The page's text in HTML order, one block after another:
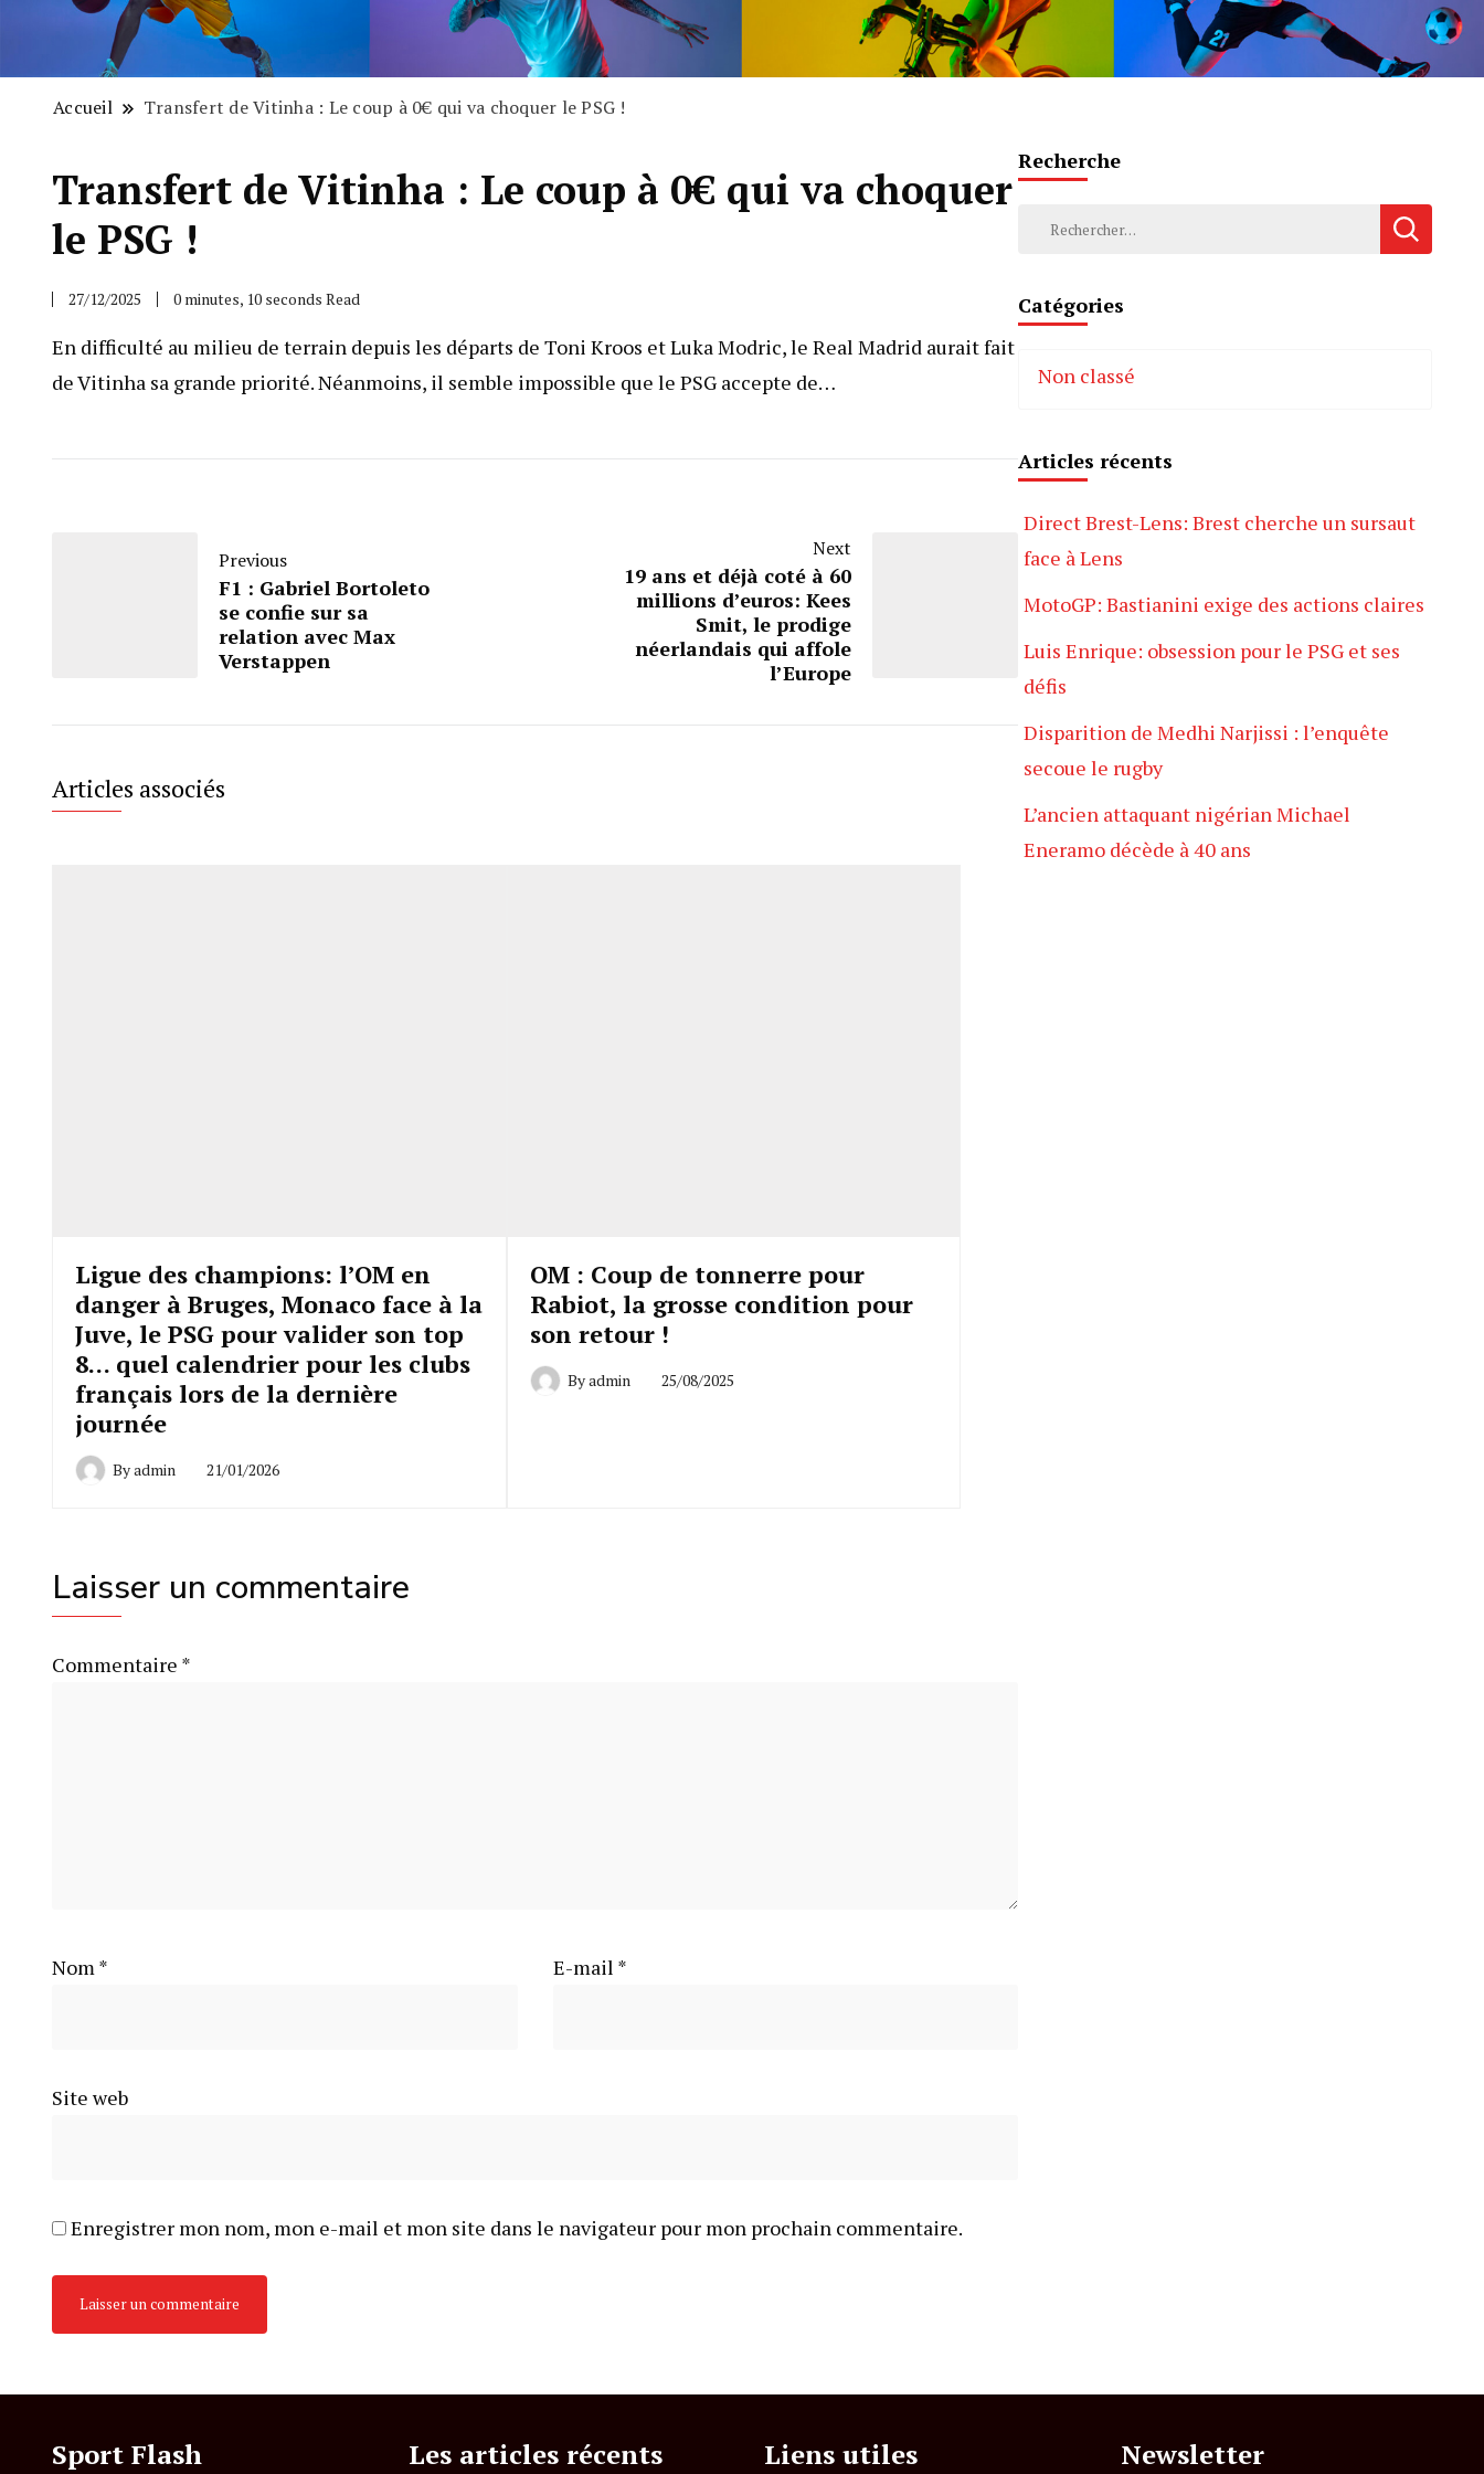
Accueil Transfert de Vitinha : Le coup à 0€ qui va choquer le PSG !
Transfert de Vitinha : Le coup à 0€ qui va choquer
le PSG !
27/12/2025 0 minutes, 10 seconds Read
En difficulté au milieu de terrain depuis les départs de Toni Kroos et Luka Modric, le Real Madrid aurait fait
de Vitinha sa grande priorité. Néanmoins, il semble impossible que le PSG accepte de…
Previous
F1 : Gabriel Bortoleto
se confie sur sa
relation avec Max
Verstappen
Next
19 ans et déjà coté à 60
millions d’euros: Kees
Smit, le prodige
néerlandais qui affole
l’Europe
Articles associés
Ligue des champions: l’OM en
danger à Bruges, Monaco face à la
Juve, le PSG pour valider son top
8… quel calendrier pour les clubs
français lors de la dernière
journée
Byadmin 21/01/2026
OM : Coup de tonnerre pour
Rabiot, la grosse condition pour
son retour !
Byadmin 25/08/2025
Laisser un commentaire
Commentaire *
Nom* E-mail *
Site web
Enregistrer mon nom, mon e-mail et mon site dans le navigateur pour mon prochain commentaire.
Recherche
Rechercher :
Catégories
Non classé
Articles récents
Direct Brest-Lens: Brest cherche un sursaut
face à Lens
MotoGP: Bastianini exige des actions claires
Luis Enrique: obsession pour le PSG et ses
défis
Disparition de Medhi Narjissi : l’enquête
secoue le rugby
L’ancien attaquant nigérian Michael
Eneramo décède à 40 ans
Sport Flash Les articles récents Liens utiles Newsletter